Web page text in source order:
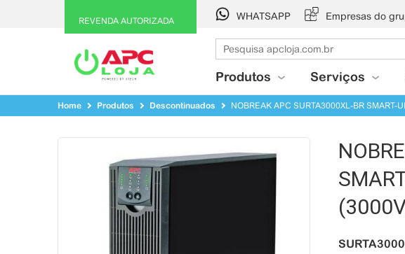
REVENDA AUTORIZADA WHATSAPP Empresas do
Produtos Serviços
Home Produtos Descontinuados NOBREAK APC SURTA3000XL-BR SMART-